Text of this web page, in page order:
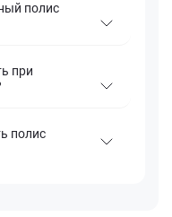
полис
при
полис